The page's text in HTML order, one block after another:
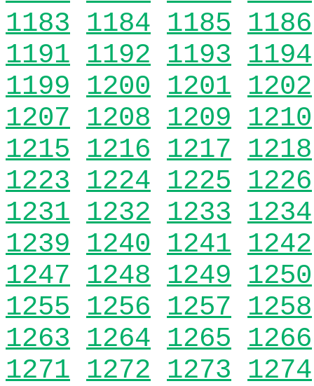
1183 1184 1185 1186
1191 1192 1193 1194
1199 1200 1201 1202
1207 1208 1209 1210
1215 1216 1217 1218
1223 1224 1225 1226
1231 1232 1233 1234
1239 1240 1241 1242
1247 1248 1249 1250
1255 1256 1257 1258
1263 1264 1265 1266
1271 1272 1273 1274